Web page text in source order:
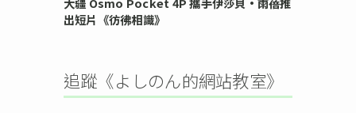
出短片《彷彿相識》
追蹤《よしのん的網站教室》